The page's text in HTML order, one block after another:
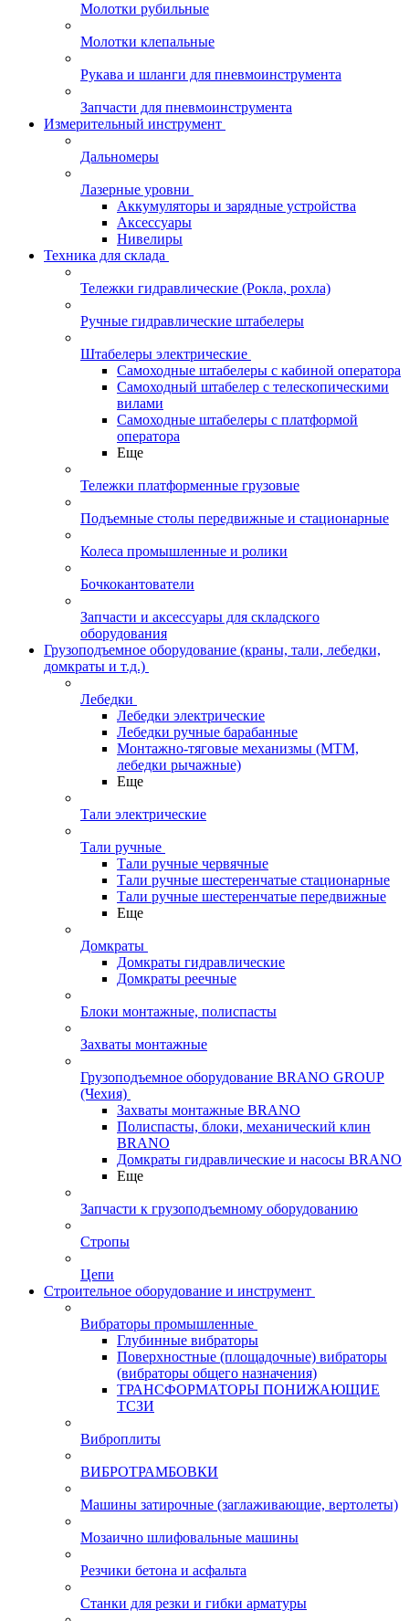
Молотки рубильные
Молотки клепальные
Рукава и шланги для пневмоинструмента
Запчасти для пневмоинструмента
Измерительный инструмент
Дальномеры
Лазерные уровни
Аккумуляторы и зарядные устройства
Аксессуары
Нивелиры
Техника для склада
Тележки гидравлические (Рокла, рохла)
Ручные гидравлические штабелеры
Штабелеры электрические
Самоходные штабелеры с кабиной оператора
Самоходный штабелер с телескопическими
вилами
Самоходные штабелеры с платформой
оператора
Еще
Тележки платформенные грузовые
Подъемные столы передвижные и стационарные
Колеса промышленные и ролики
Бочкокантователи
Запчасти и аксессуары для складского
оборудования
Грузоподъемное оборудование (краны, тали, лебедки,
домкраты и т.д.)
Лебедки
Лебедки электрические
Лебедки ручные барабанные
Монтажно-тяговые механизмы (МТМ,
лебедки рычажные)
Еще
Тали электрические
Тали ручные
Тали ручные червячные
Тали ручные шестеренчатые стационарные
Тали ручные шестеренчатые передвижные
Еще
Домкраты
Домкраты гидравлические
Домкраты реечные
Блоки монтажные, полиспасты
Захваты монтажные
Грузоподъемное оборудование BRANO GROUP
(Чехия)
Захваты монтажные BRANO
Полиспасты, блоки, механический клин
BRANO
Домкраты гидравлические и насосы BRANO
Еще
Запчасти к грузоподъемному оборудованию
Стропы
Цепи
Строительное оборудование и инструмент
Вибраторы промышленные
Глубинные вибраторы
Поверхностные (площадочные) вибраторы
(вибраторы общего назначения)
ТРАНСФОРМАТОРЫ ПОНИЖАЮЩИЕ
ТСЗИ
Виброплиты
ВИБРОТРАМБОВКИ
Машины затирочные (заглаживающие, вертолеты)
Мозаично шлифовальные машины
Резчики бетона и асфальта
Станки для резки и гибки арматуры